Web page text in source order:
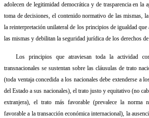
adolecen de legitimidad democrática y de trasparencia en la
toma de decisiones, el contenido normativo de las mismas,
la reinterpretación unilateral de los principios de igualdad
las mismas y debilitan la seguridad jurídica de los derechos
Los principios que atraviesan toda la actividad
transnacionales se sustentan sobre las cláusulas de trato
(toda ventaja concedida a los nacionales debe extenderse a
del Estado a sus nacionales), el trato justo y equitativo (no
extranjera), el trato más favorable (prevalece la norma
favorable a la transacción económica internacional), la